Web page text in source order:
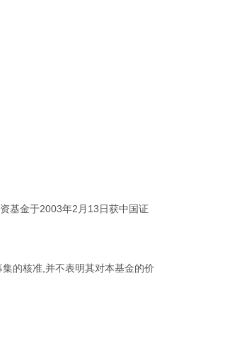
基金于2003年2月13日获中国证
的核准,并不表明其对本基金的价